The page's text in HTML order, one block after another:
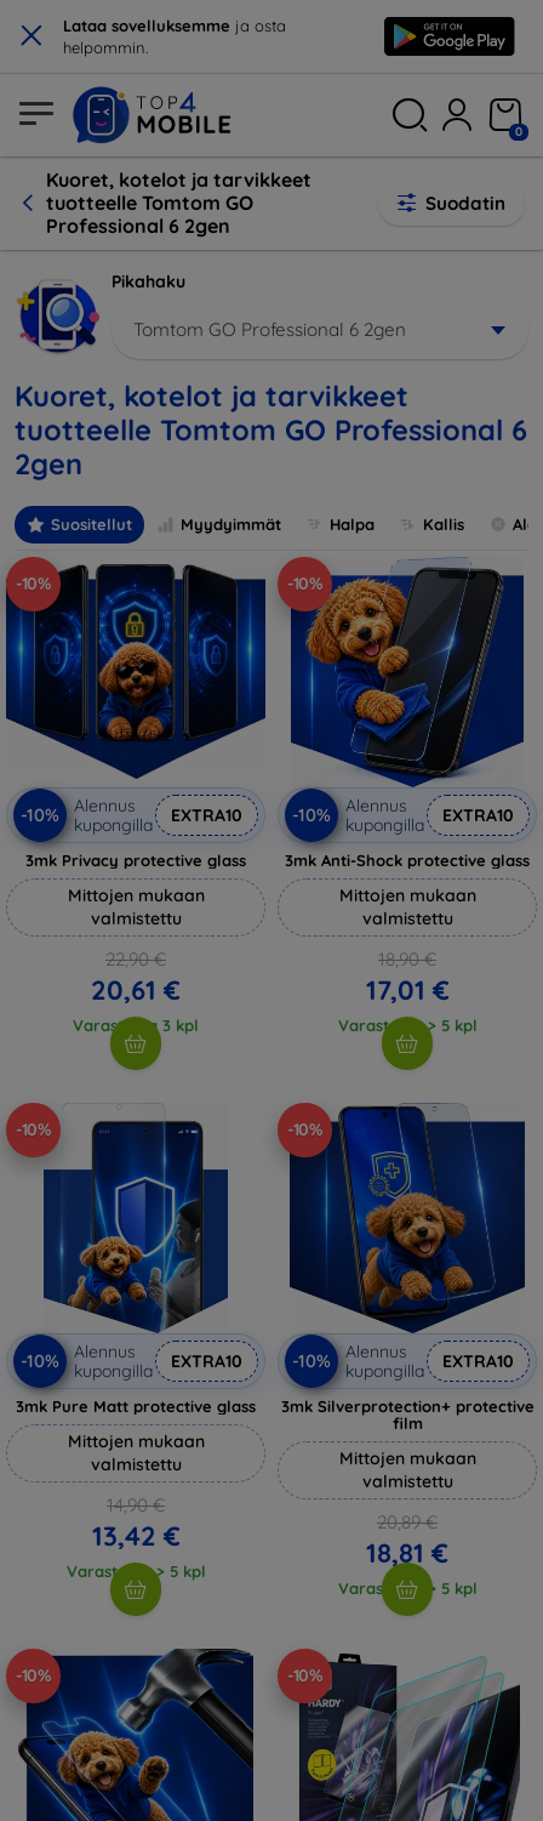
× Lataa sovelluksemme ja osta
helpommin.
0
Kuoret, kotelot ja tarvikkeet
tuotteelle Tomtom GO
Professional 6 2gen
Suodatin
Pikahaku
Tomtom GO Professional 6 2gen
Kuoret, kotelot ja tarvikkeet
tuotteelle Tomtom GO Professional 6
2gen
Suositellut Myydyimmät Halpa Kallis
-10%
-10%
Alennus
kupongilla
EXTRA10
3mk Privacy protective glass
Mittojen mukaan
valmistettu
22,90 €
20,61 €
Varastossa 3 kpl
-10%
-10%
Alennus
kupongilla
EXTRA10
3mk Anti-Shock protective glass
Mittojen mukaan
valmistettu
18,90 €
17,01 €
Varastossa > 5 kpl
-10%
-10%
Alennus
kupongilla
EXTRA10
3mk Pure Matt protective glass
Mittojen mukaan
valmistettu
14,90 €
13,42 €
Varastossa > 5 kpl
-10%
-10%
Alennus
kupongilla
EXTRA10
3mk Silverprotection+ protective
film
Mittojen mukaan
valmistettu
20,89 €
18,81 €
Varastossa > 5 kpl
-10% -10%